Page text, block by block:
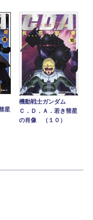
星
機動戦士ガンダム
Ｃ．Ｄ．Ａ．若き彗星
の肖像 （１０）